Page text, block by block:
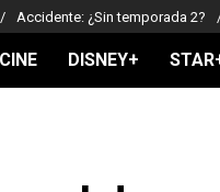
Accidente: ¿Sin temporada 2?
CINE DISNEY+